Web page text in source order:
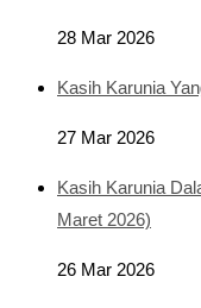
28 Mar 2026
Kasih Karunia
27 Mar 2026
Kasih Karunia
Maret 2026)
26 Mar 2026